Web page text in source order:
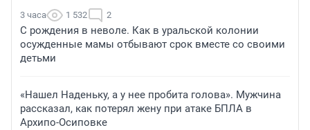
3 часа 1 532 2
С рождения в неволе. Как в уральской колонии
осужденные мамы отбывают срок вместе со своими
детьми
«Нашел Наденьку, а у нее пробита голова». Мужчина
рассказал, как потерял жену при атаке БПЛА в
Архипо-Осиповке